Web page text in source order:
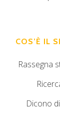
COS’È IL
Rassegna
Dicono